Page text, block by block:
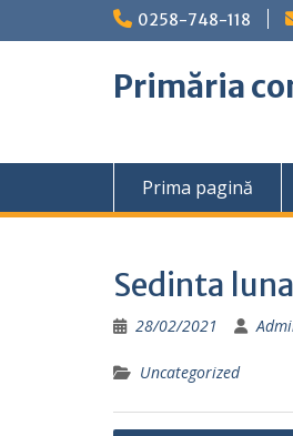
0258-748-118
Primăria
Prima pagină
Sedinta
28/02/2021
Uncategorized